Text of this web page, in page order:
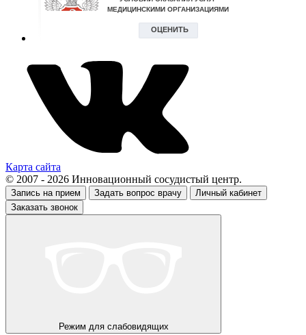
Карта сайта
© 2007 - 2026 Инновационный сосудистый центр.
Запись на прием Задать вопрос врачу
Личный кабинет
Заказать звонок
Режим для слабовидящих